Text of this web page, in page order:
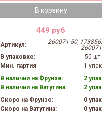
В корзину
449 руб
Артикул:
260071-50, 173856,
260071
В упаковке:
50 шт.
Мин. партия:
1 упак
В наличии на Фрунзе:
2 упак
В наличии на Ватутина:
2 упак
Скоро на Фрунзе:
0 упак
Скоро на Ватутина:
0 упак